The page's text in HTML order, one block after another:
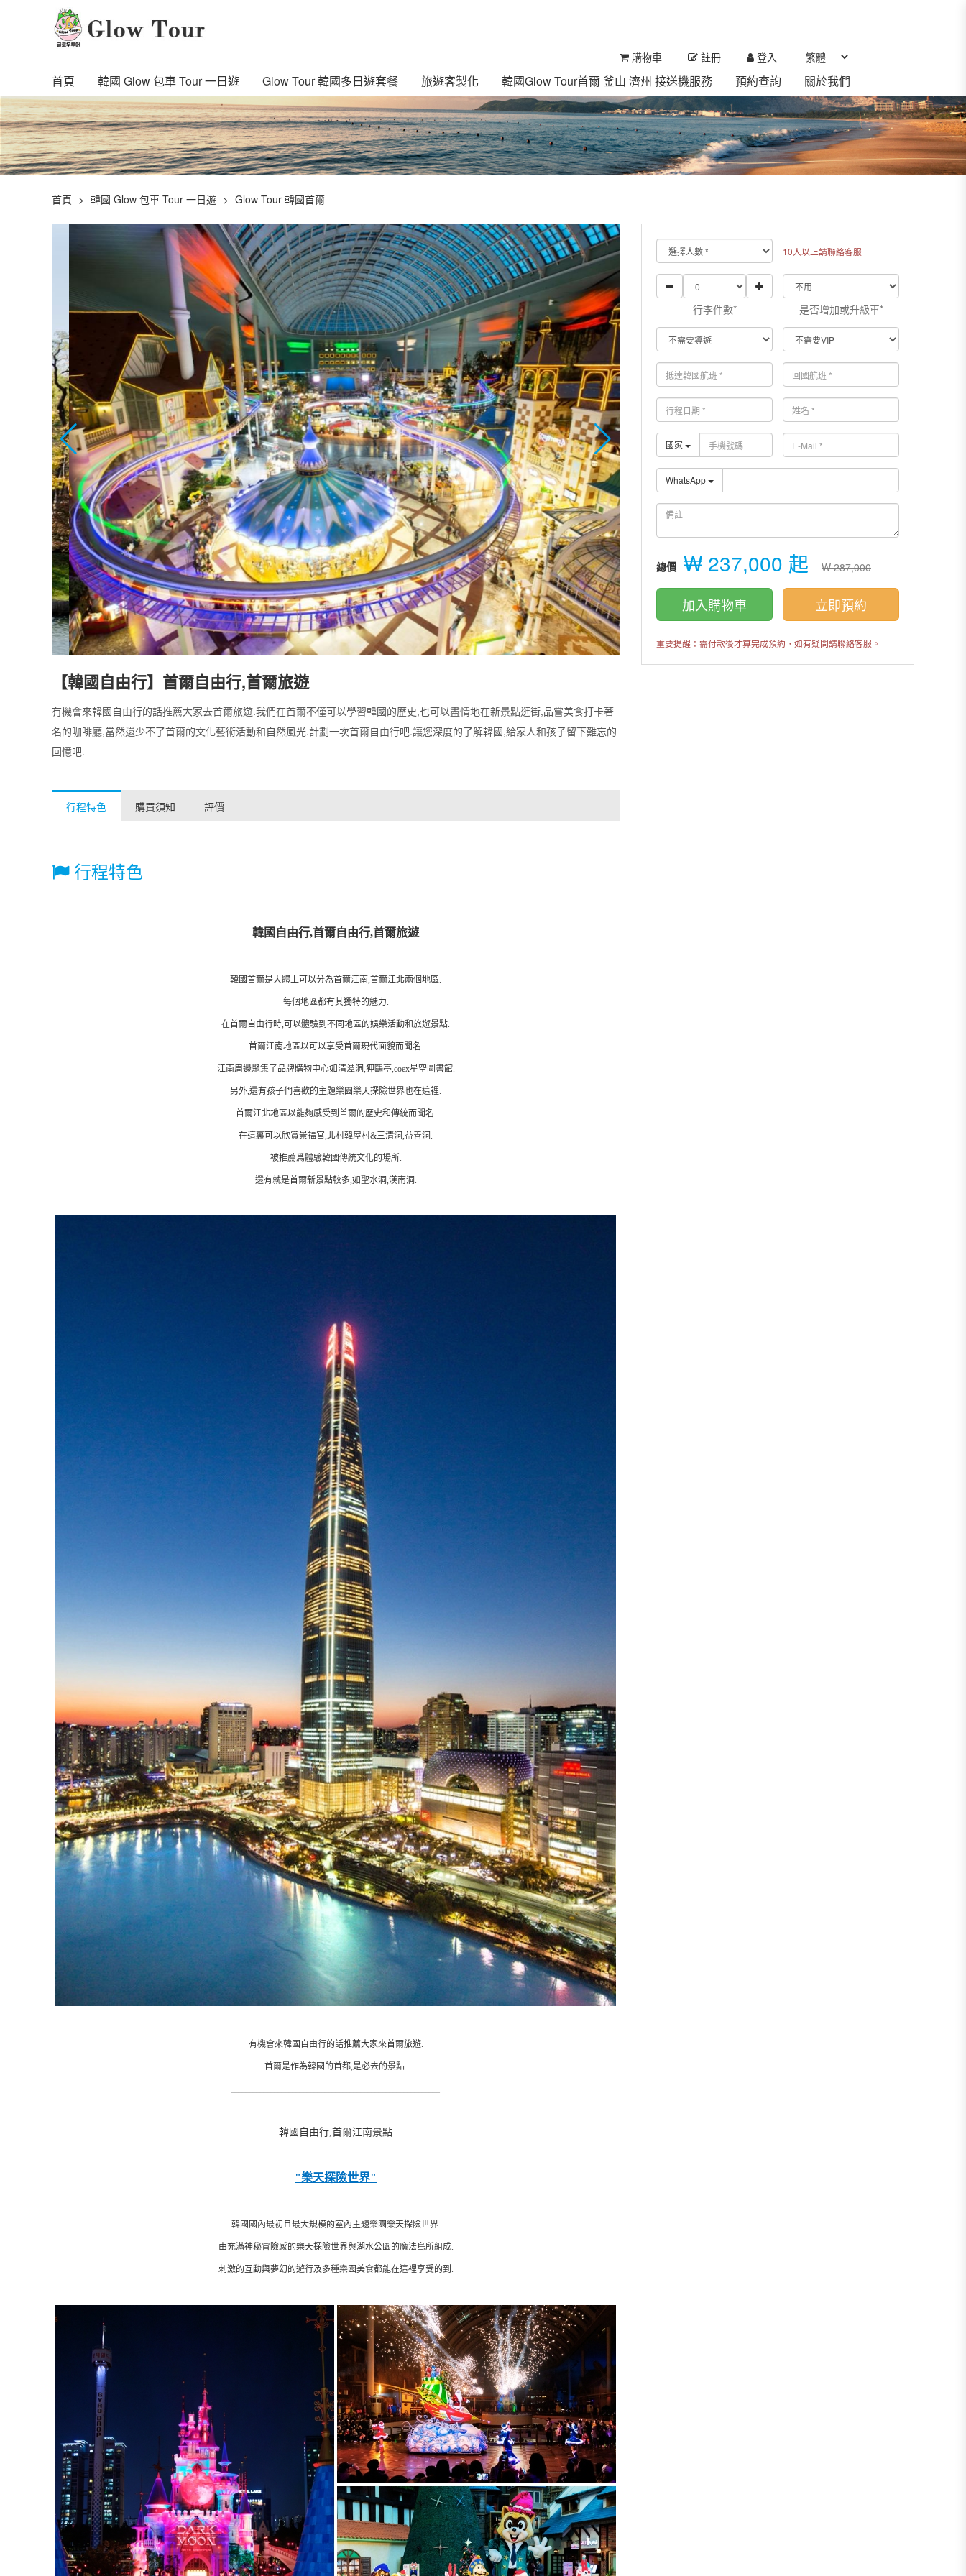
購物車 註冊 登入
首頁 韓國 Glow 包車 Tour 一日遊 Glow Tour 韓國多日遊套餐 旅遊客製化 韓國Glow Tour首爾 釜山 濟州 接送機服務 預約查詢 關於我們
首頁 韓國 Glow 包車 Tour 一日遊 Glow Tour 韓國首爾
【韓國自由行】首爾自由行,首爾旅遊
有機會來韓國自由行的話推薦大家去首爾旅遊.我們在首爾不僅可以學習韓國的歷史,也可以盡情地在新景點逛街,品嘗美食打卡著
名的咖啡廳,當然還少不了首爾的文化藝術活動和自然風光.計劃一次首爾自由行吧.讓您深度的了解韓國,給家人和孩子留下難忘的
回憶吧.
10人以上請聯絡客服
行李件數* 是否增加或升級車*
國家
WhatsApp
總價 ₩ 237,000 起 ₩ 287,000
加入購物車 立即預約
重要提醒：需付款後才算完成預約，如有疑問請聯絡客服。
行程特色 購買須知 評價
行程特色
韓國自由行,首爾自由行,首爾旅遊
韓國首爾是大體上可以分為首爾江南,首爾江北兩個地區.
每個地區都有其獨特的魅力.
在首爾自由行時,可以體驗到不同地區的娛樂活動和旅遊景點.
首爾江南地區以可以享受首爾現代面貌而聞名.
江南周邊聚集了品牌購物中心如清潭洞,狎鷗亭,coex星空圖書館.
另外,還有孩子們喜歡的主題樂園樂天探險世界也在這裡.
首爾江北地區以能夠感受到首爾的歷史和傳統而聞名.
在這裏可以欣賞景福宮,北村韓屋村&三清洞,益善洞.
被推薦爲體驗韓國傳統文化的場所.
還有就是首爾新景點較多,如聖水洞,漢南洞.
有機會來韓國自由行的話推薦大家來首爾旅遊.
首爾是作為韓國的首都,是必去的景點.
韓國自由行,首爾江南景點
"樂天探險世界"
韓國國內最初且最大規模的室內主題樂園樂天探險世界.
由充滿神秘冒險感的樂天探險世界與湖水公園的魔法島所組成.
刺激的互動與夢幻的遊行及多種樂園美食都能在這裡享受的到.